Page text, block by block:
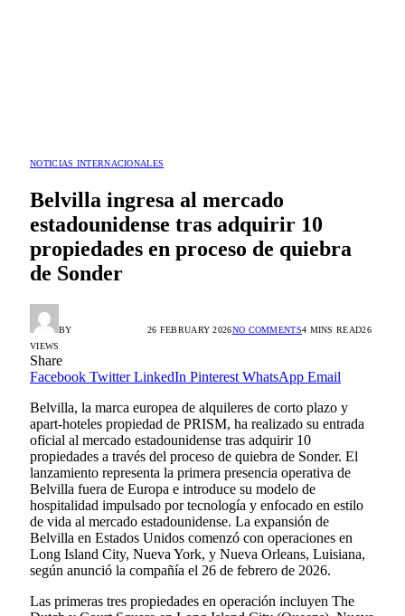
NOTICIAS INTERNACIONALES
Belvilla ingresa al mercado
estadounidense tras adquirir 10
propiedades en proceso de quiebra
de Sonder
BY 26 FEBRUARY 2026NO COMMENTS4 MINS READ26
VIEWS
Share
Facebook Twitter LinkedIn Pinterest WhatsApp Email
Belvilla, la marca europea de alquileres de corto plazo y
apart-hoteles propiedad de PRISM, ha realizado su entrada
oficial al mercado estadounidense tras adquirir 10
propiedades a través del proceso de quiebra de Sonder. El
lanzamiento representa la primera presencia operativa de
Belvilla fuera de Europa e introduce su modelo de
hospitalidad impulsado por tecnología y enfocado en estilo
de vida al mercado estadounidense. La expansión de
Belvilla en Estados Unidos comenzó con operaciones en
Long Island City, Nueva York, y Nueva Orleans, Luisiana,
según anunció la compañía el 26 de febrero de 2026.
Las primeras tres propiedades en operación incluyen The